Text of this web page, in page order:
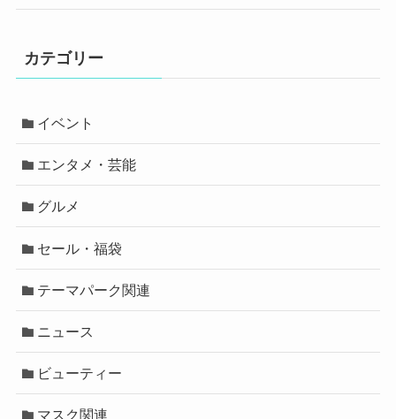
カテゴリー
イベント
エンタメ・芸能
グルメ
セール・福袋
テーマパーク関連
ニュース
ビューティー
マスク関連